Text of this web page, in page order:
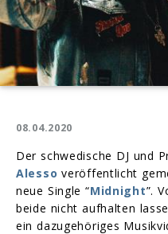
08.04.2020
Der schwedische DJ und
Alessoveröffentlicht
neue Single “Midnight”.
beide nicht aufhalten
ein dazugehöriges